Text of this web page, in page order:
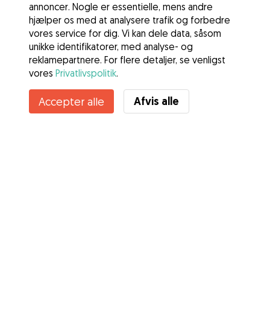
annoncer. Nogle er essentielle, mens andre
hjælper os med at analysere trafik og forbedre
vores service for dig. Vi kan dele data, såsom
unikke identifikatorer, med analyse- og
reklamepartnere. For flere detaljer, se venligst
vores Privatlivspolitik.
Accepter alle Afvis alle